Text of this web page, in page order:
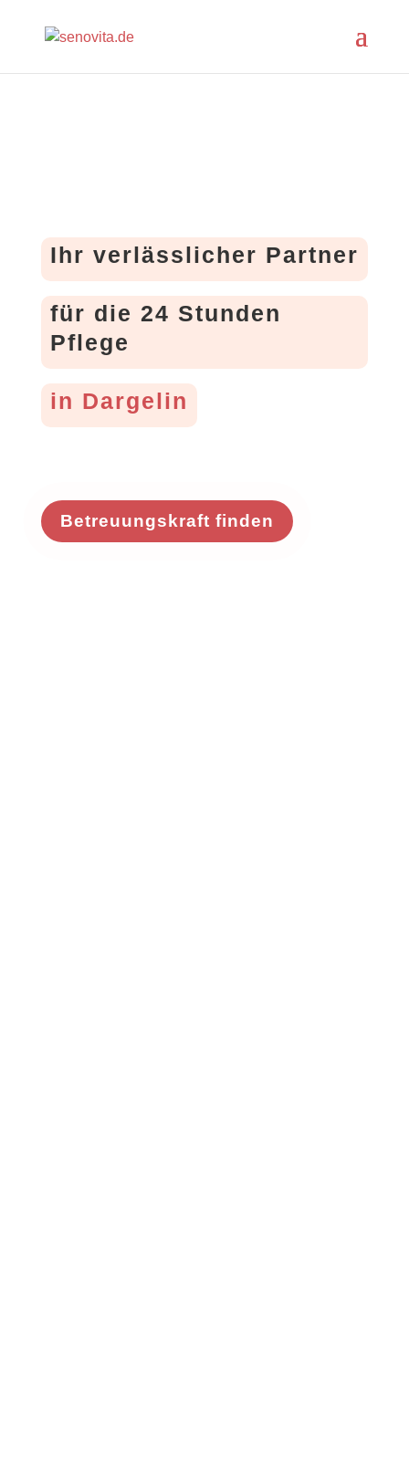
Ihr verlässlicher Partner
für die 24 Stunden
Pflege
in Dargelin
Betreuungskraft finden